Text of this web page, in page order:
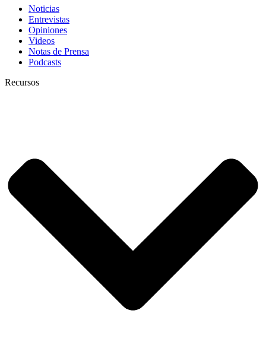
Noticias
Entrevistas
Opiniones
Videos
Notas de Prensa
Podcasts
Recursos